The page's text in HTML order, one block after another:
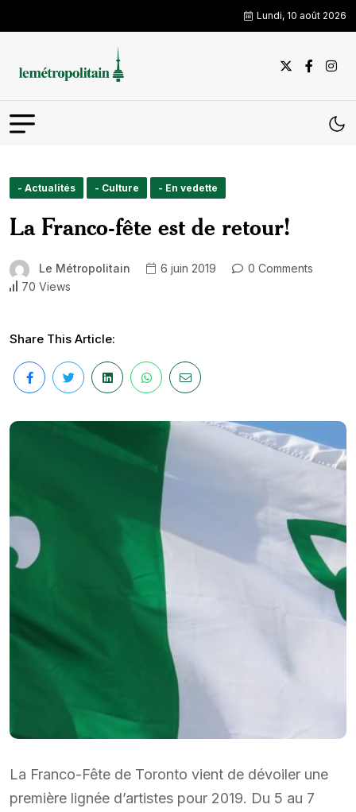
Lundi, 10 août 2026
- Actualités - Culture - En vedette
La Franco-fête est de retour!
Le Métropolitain 6 juin 2019
0 Comments
70 Views
Share This Article:
La Franco-Fête de Toronto vient de dévoiler une
première lignée d’artistes pour 2019. Du 5 au 7